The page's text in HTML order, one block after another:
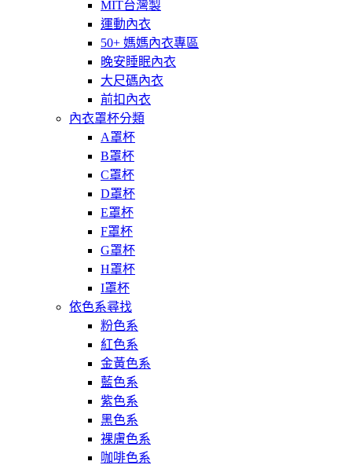
MIT台灣製
運動內衣
50+ 媽媽內衣專區
晚安睡眠內衣
大尺碼內衣
前扣內衣
內衣罩杯分類
A罩杯
B罩杯
C罩杯
D罩杯
E罩杯
F罩杯
G罩杯
H罩杯
I罩杯
依色系尋找
粉色系
紅色系
金黃色系
藍色系
紫色系
黑色系
裸膚色系
咖啡色系